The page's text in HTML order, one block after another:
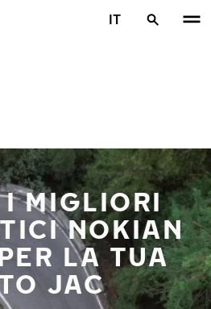
IT
I MIGLIORI
NOKIAN
LA TUA
JAC